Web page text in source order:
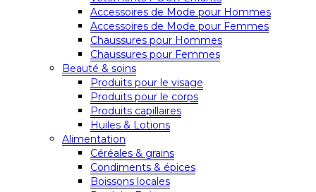
Accessoires de Mode pour Hommes
Accessoires de Mode pour Femmes
Chaussures pour Hommes
Chaussures pour Femmes
Beauté & soins
Produits pour le visage
Produits pour le corps
Produits capillaires
Huiles & Lotions
Alimentation
Céréales & grains
Condiments & épices
Boissons locales